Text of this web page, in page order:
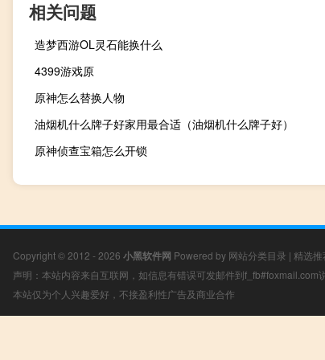
相关问题
造梦西游OL灵石能换什么
4399游戏原
原神怎么替换人物
油烟机什么牌子好家用最合适（油烟机什么牌子好）
原神侦查宝箱怎么开锁
Copyright © 2012 - 2026 小黑软件网 Powered by 网站分类目录 | 精选
声明：本站内容来自互联网，如信息有错误可发邮件到f_fb#foxmail.com
本站仅为个人兴趣爱好，不接盈利性广告及商业合作